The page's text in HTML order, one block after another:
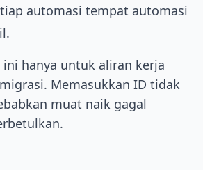
automasi tempat automasi
ini hanya untuk aliran kerja
Memasukkan ID tidak
muat naik gagal